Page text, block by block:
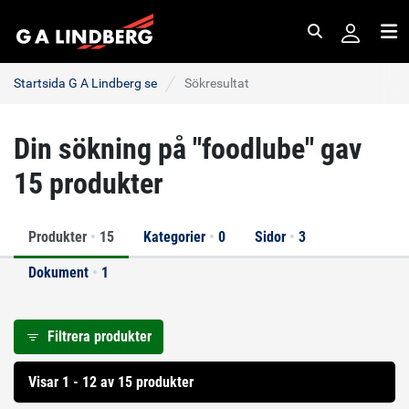
Startsida G A Lindberg se Sökresultat
Din sökning på "foodlube" gav
15 produkter
Produkter • 15 Kategorier • 0 Sidor • 3
Dokument • 1
Filtrera produkter
Visar 1 - 12 av 15 produkter